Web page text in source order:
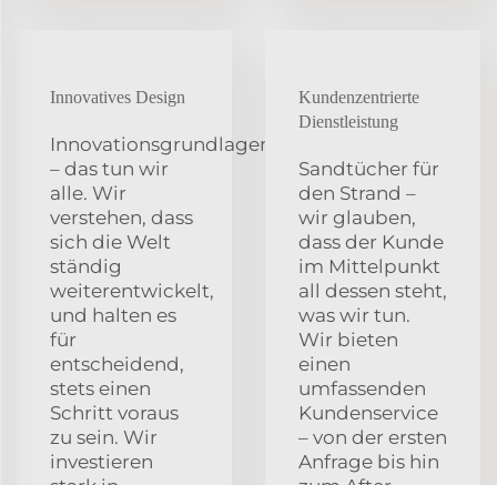
Innovatives Design
Innovationsgrundlagen
– das tun wir
alle. Wir
verstehen, dass
sich die Welt
ständig
weiterentwickelt,
und halten es
für
entscheidend,
stets einen
Schritt voraus
zu sein. Wir
investieren
Kundenzentrierte
Dienstleistung
Sandtücher für
den Strand –
wir glauben,
dass der Kunde
im Mittelpunkt
all dessen steht,
was wir tun.
Wir bieten
einen
umfassenden
Kundenservice
– von der ersten
Anfrage bis hin